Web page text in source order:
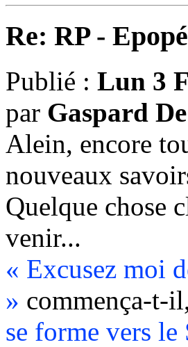
Re: RP -
Publié : Lun 3
par Gaspard
Alein, encore
nouveaux
Quelque chose
venir...
« Excusez moi
» commença-t-
se forme vers